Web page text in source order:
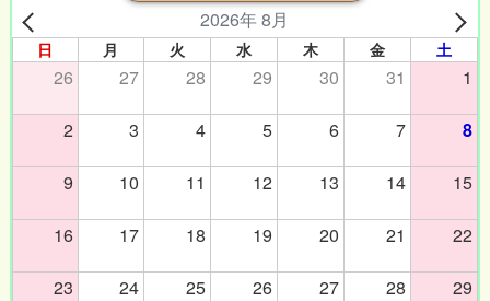
2026年 8月
日 月 火 水 木 金 土
26 27 28 29 30 31 1
2 3 4 5 6 7 8
9 10 11 12 13 14 15
16 17 18 19 20 21 22
23 24 25 26 27 28 29